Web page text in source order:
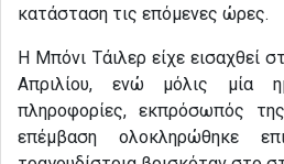
κατάσταση τις επόμενες ώρες.
Η Μπόνι Τάιλερ είχε εισαχθεί
Απριλίου, ενώ μόλις μία
πληροφορίες, εκπρόσωπός
επέμβαση ολοκληρώθηκε